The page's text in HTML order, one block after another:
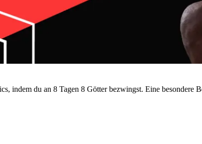
indem du an 8 Tagen 8 Götter bezwingst. Eine besondere